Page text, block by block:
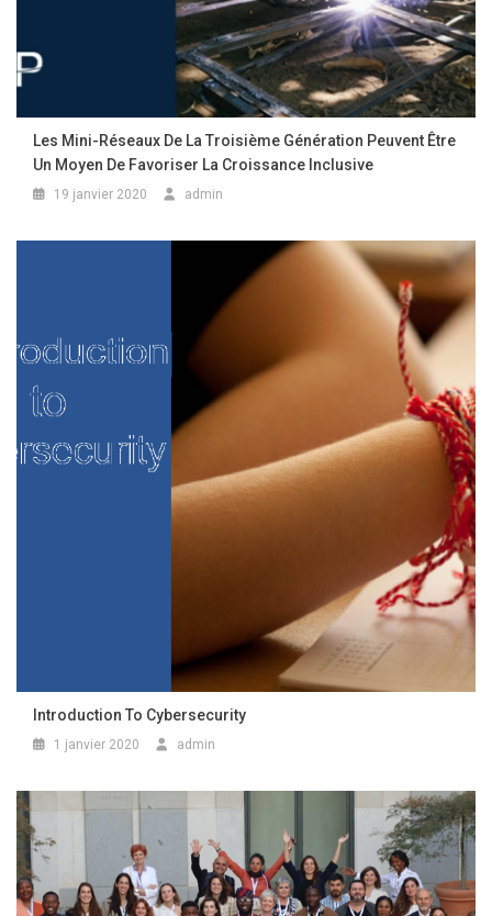
Les Mini-Réseaux De La Troisième Génération Peuvent Être
Un Moyen De Favoriser La Croissance Inclusive
19 janvier 2020 admin
Introduction To Cybersecurity
1 janvier 2020 admin